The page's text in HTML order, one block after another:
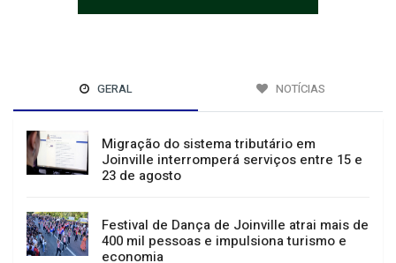
GERAL NOTÍCIAS
Migração do sistema tributário em
Joinville interromperá serviços entre 15 e
23 de agosto